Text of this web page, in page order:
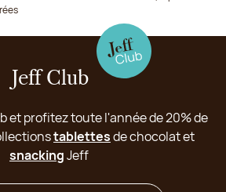
Jeff Club
et profitez toute l'année de 20% de
tablettesde chocolat et
snackingJeff